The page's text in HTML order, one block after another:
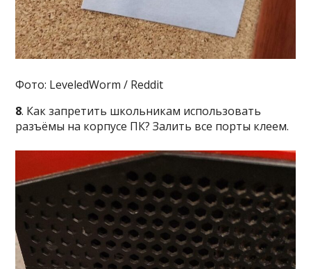
Фото: LeveledWorm / Reddit
8. Как запретить школьникам использовать
разъёмы на корпусе ПК? Залить все порты клеем.